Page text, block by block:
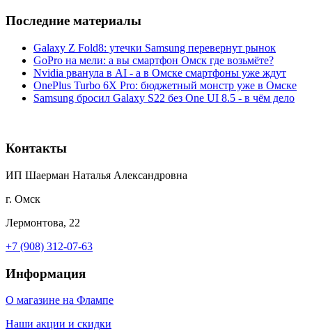
Последние материалы
Galaxy Z Fold8: утечки Samsung перевернут рынок
GoPro на мели: а вы смартфон Омск где возьмёте?
Nvidia рванула в AI - а в Омске смартфоны уже ждут
OnePlus Turbo 6X Pro: бюджетный монстр уже в Омске
Samsung бросил Galaxy S22 без One UI 8.5 - в чём дело
Контакты
ИП Шаерман Наталья Александровна
г. Омск
Лермонтова, 22
+7 (908) 312-07-63
Информация
О магазине на Флампе
Наши акции и скидки